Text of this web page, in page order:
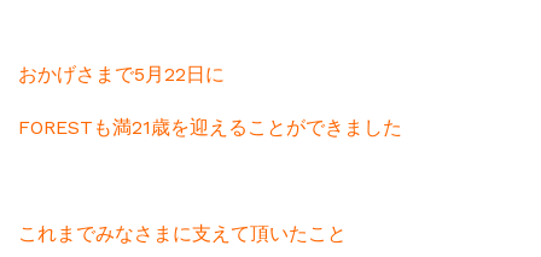
おかげさまで5月22日に
FORESTも満21歳を迎えることができました
これまでみなさまに支えて頂いたこと